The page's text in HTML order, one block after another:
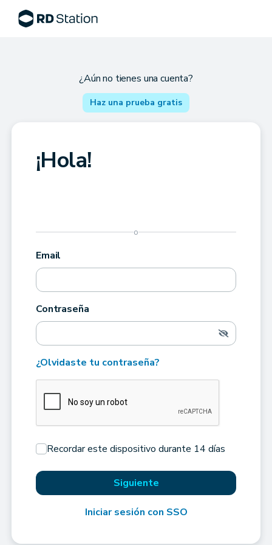
¿Aún no tienes una cuenta?
Haz una prueba gratis
¡Hola!
o
Email
Contraseña
¿Olvidaste tu contraseña?
Recordar este dispositivo durante 14 días
Siguiente
Iniciar sesión con SSO